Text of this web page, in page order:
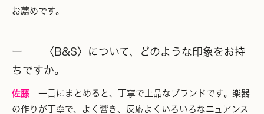
お薦めです。
ー 〈B&S〉について、どのような印象をお持
ちですか。
佐藤 一言にまとめると、丁寧で上品なブランドです。楽器
の作りが丁寧で、よく響き、反応よくいろいろなニュアンス